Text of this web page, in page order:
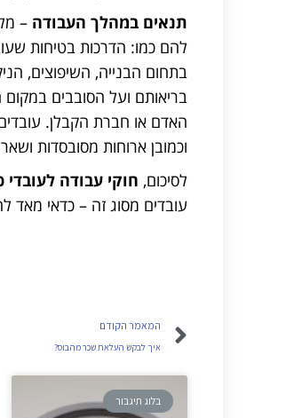
תנאים במהלך העבודה –
להם כמו: הדרכות בטיחות
בתחום הבנייה, השיפוצים,
בריאותם ועל הסובבים במקום
האדם או חברת הקבלן.
וכמובן ארוחות מסובסדות
לסיכום, חוקי עבודה
עובדים מסוג זה – כדאי מאד
המאמר הקודם
איך לבקש העלאת שכר מהבוס?
בלוג תיגבור